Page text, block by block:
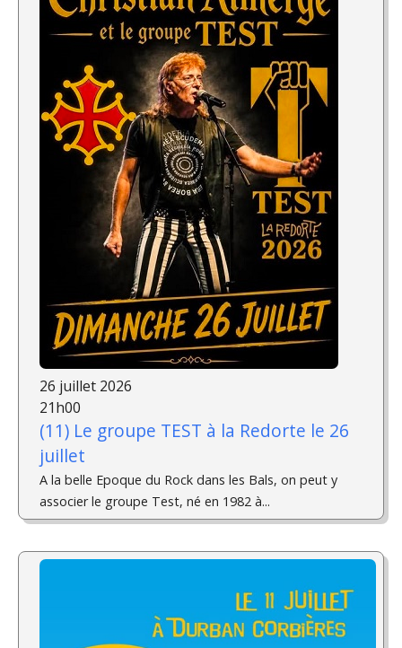
26 juillet 2026
21h00
(11) Le groupe TEST à la Redorte le 26
juillet
A la belle Epoque du Rock dans les Bals, on peut y
associer le groupe Test, né en 1982 à...